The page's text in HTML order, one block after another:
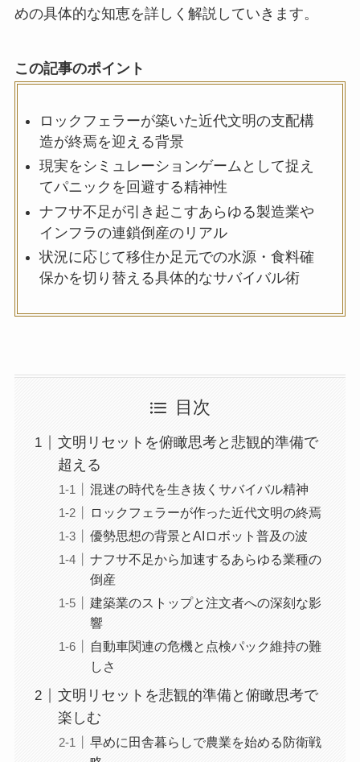
めの具体的な知恵を詳しく解説していきます。
この記事のポイント
ロックフェラーが築いた近代文明の支配構
造が終焉を迎える背景
現実をシミュレーションゲームとして捉え
てパニックを回避する精神性
ナフサ不足が引き起こすあらゆる製造業や
インフラの連鎖倒産のリアル
状況に応じて移住か足元での水源・食料確
保かを切り替える具体的なサバイバル術
目次
文明リセットを俯瞰思考と悲観的準備で
超える
混迷の時代を生き抜くサバイバル精神
ロックフェラーが作った近代文明の終焉
優勢思想の背景とAIロボット普及の波
ナフサ不足から加速するあらゆる業種の
倒産
建築業のストップと注文者への深刻な影
響
自動車関連の危機と点検パック維持の難
しさ
文明リセットを悲観的準備と俯瞰思考で
楽しむ
早めに田舎暮らしで農業を始める防衛戦